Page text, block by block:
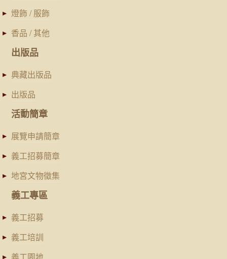
燈飾 / 服飾
香品 / 其他
出版品
典藏出版品
出版品
活動簡章
展覽申請簡章
義工招募簡章
地宮文物徵集
義工專區
義工招募
義工培訓